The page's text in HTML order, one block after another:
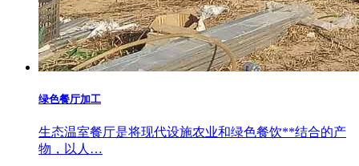
绿色餐厅加工
生态温室餐厅是将现代设施农业和绿色餐饮**结合的产
物，以人…